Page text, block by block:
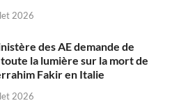
2026
des AE demande de
la lumière sur la mort de
Fakir en Italie
2026